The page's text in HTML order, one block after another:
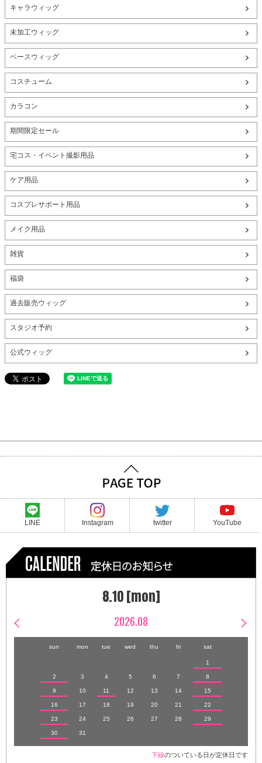
キャラウィッグ
未加工ウィッグ
ベースウィッグ
コスチューム
カラコン
期間限定セール
宅コス・イベント撮影用品
ケア用品
コスプレサポート用品
メイク用品
雑貨
福袋
過去販売ウィッグ
スタジオ予約
公式ウィッグ
LINE Instagram twitter YouTube
8.10 [mon]
2026.08
sun mon tue wed thu fri sat
1
2 3 4 5 6 7 8
9 10 11 12 13 14 15
16 17 18 19 20 21 22
23 24 25 26 27 28 29
30 31
下線のついている日が定休日です